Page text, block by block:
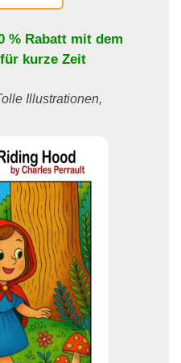
% Rabatt mit dem
kurze Zeit
Illustrationen,